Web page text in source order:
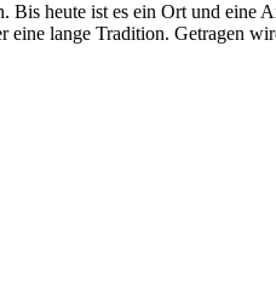
heute ist es ein Ort und
lange Tradition. Getragen